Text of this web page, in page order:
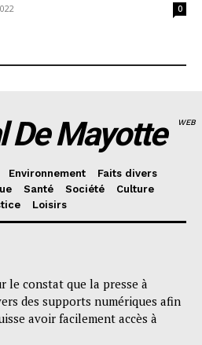
0
De Mayotte WEB
Environnement
Faits divers
Santé Société
Culture
Loisirs
le constat que la presse à
des supports numériques afin
avoir facilement accès à